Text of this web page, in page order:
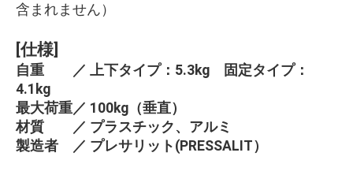
含まれません）
[仕様]
自重 ／ 上下タイプ：5.3kg 固定タイプ：
4.1kg
最大荷重／ 100kg（垂直）
材質 ／ プラスチック、アルミ
製造者 ／ プレサリット(PRESSALIT）